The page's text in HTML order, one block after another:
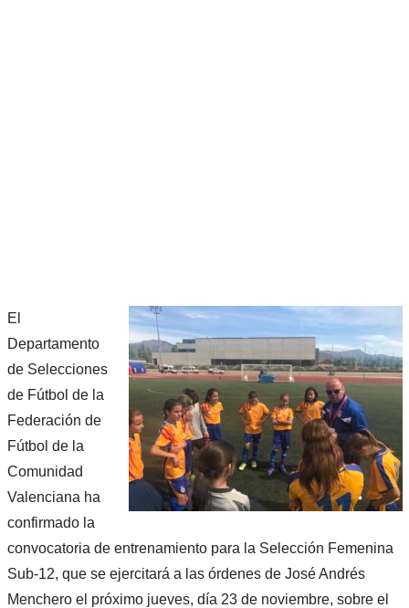
El
Departamento
de Selecciones
de Fútbol de la
Federación de
Fútbol de la
Comunidad
Valenciana ha
confirmado la
convocatoria de entrenamiento para la Selección Femenina
Sub-12, que se ejercitará a las órdenes de José Andrés
Menchero el próximo jueves, día 23 de noviembre, sobre el